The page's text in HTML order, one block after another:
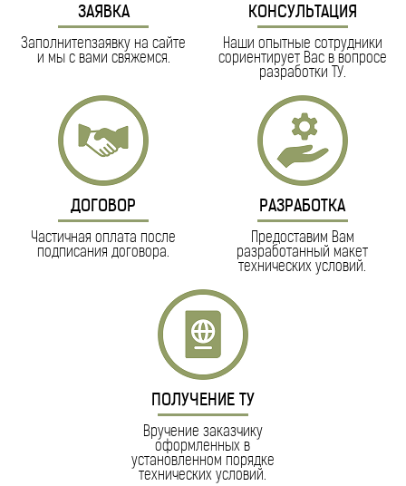
ЗАЯВКА
Заполнитеnзаявку на сайте
и мы с вами свяжемся.
КОНСУЛЬТАЦИЯ
Наши опытные сотрудники
сориентирует Вас в вопросе
разработки ТУ.
ДОГОВОР
Частичная оплата после
подписания договора.
РАЗРАБОТКА
Предоставим Вам
разработанный макет
технических условий.
ПОЛУЧЕНИЕ ТУ
Вручение заказчику
оформленных в
установленном порядке
технических условий.